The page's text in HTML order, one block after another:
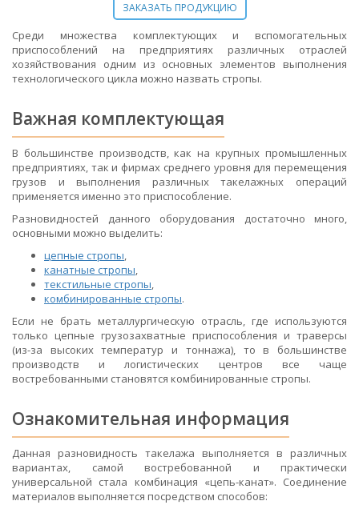
ЗАКАЗАТЬ ПРОДУКЦИЮ
Среди множества комплектующих и вспомогательных
приспособлений на предприятиях различных отраслей
хозяйствования одним из основных элементов выполнения
технологического цикла можно назвать стропы.
Важная комплектующая
В большинстве производств, как на крупных промышленных
предприятиях, так и фирмах среднего уровня для перемещения
грузов и выполнения различных такелажных операций
применяется именно это приспособление.
Разновидностей данного оборудования достаточно много,
основными можно выделить:
цепные стропы,
канатные стропы,
текстильные стропы,
комбинированные стропы.
Если не брать металлургическую отрасль, где используются
только цепные грузозахватные приспособления и траверcы
(из-за высоких температур и тоннажа), то в большинстве
производств и логистических центров все чаще
востребованными становятся комбинированные стропы.
Ознакомительная информация
Данная разновидность такелажа выполняется в различных
вариантах, самой востребованной и практически
универсальной стала комбинация «цепь-канат». Соединение
материалов выполняется посредством способов: